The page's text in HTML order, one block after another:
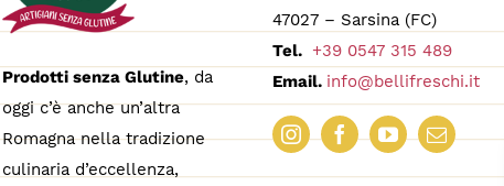
Prodotti senza Glutine, da
oggi c’è anche un’altra
Romagna nella tradizione
culinaria d’eccellenza,
47027 – Sarsina (FC)
Tel. +39 0547 315 489
Email. info@bellifreschi.it